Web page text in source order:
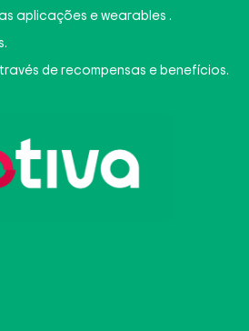
aplicações e wearables .
de recompensas e benefícios.